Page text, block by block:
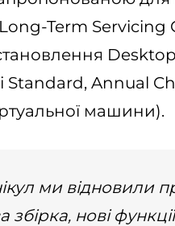
Term Servicing
Standard, Annual
машини).
ми відновили
нові